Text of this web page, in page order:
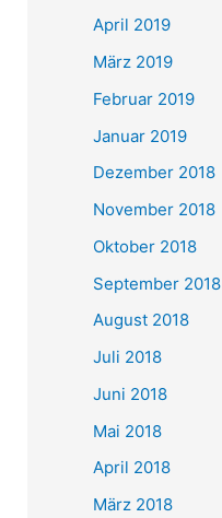
April 2019
März 2019
Februar 2019
Januar 2019
Dezember 2018
November 2018
Oktober 2018
September 2018
August 2018
Juli 2018
Juni 2018
Mai 2018
April 2018
März 2018